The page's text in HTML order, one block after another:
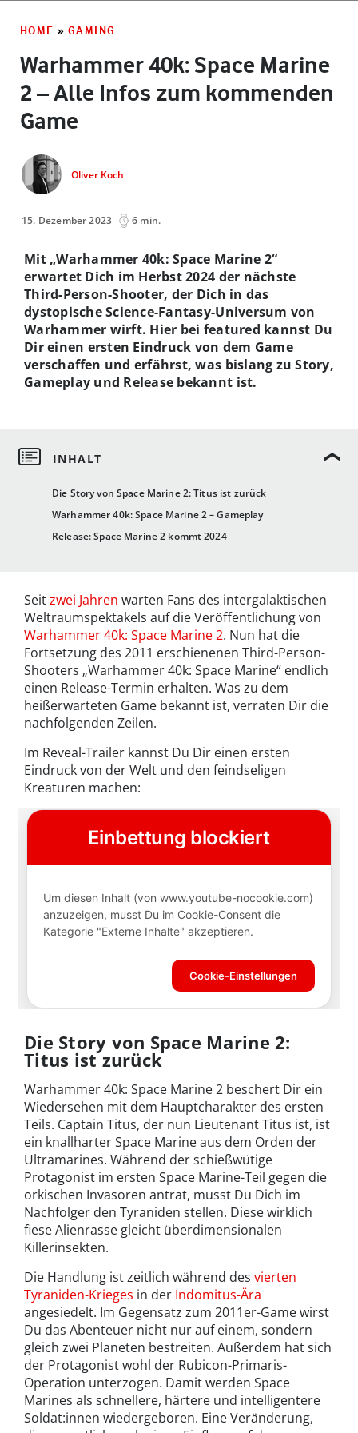
HOME » GAMING
Warhammer 40k: Space Marine
2 – Alle Infos zum kommenden
Game
Oliver Koch
15. Dezember 2023 6 min.
Die Story von Space Marine 2: Titus ist zurück
Warhammer 40k: Space Marine 2 – Gameplay
Release: Space Marine 2 kommt 2024
Mit „Warhammer 40k: Space Marine 2“
erwartet Dich im Herbst 2024 der nächste
Third-Person-Shooter, der Dich in das
dystopische Science-Fantasy-Universum von
Warhammer wirft. Hier bei featured kannst Du
Dir einen ersten Eindruck von dem Game
verschaffen und erfährst, was bislang zu Story,
Gameplay und Release bekannt ist.
Seitzwei Jahren warten Fans des intergalaktischen
Weltraumspektakels auf die Veröffentlichung von
Warhammer 40k: Space Marine 2. Nun hat die
Fortsetzung des 2011 erschienenen Third-Person-
Shooters „Warhammer 40k: Space Marine“ endlich
einen Release-Termin erhalten. Was zu dem
heißerwarteten Game bekannt ist, verraten Dir die
nachfolgenden Zeilen.
Im Reveal-Trailer kannst Du Dir einen ersten
Eindruck von der Welt und den feindseligen
Kreaturen machen:
Die Story von Space Marine 2:
Titus ist zurück
Warhammer 40k: Space Marine 2 beschert Dir ein
Wiedersehen mit dem Hauptcharakter des ersten
Teils. Captain Titus, der nun Lieutenant Titus ist, ist
ein knallharter Space Marine aus dem Orden der
Ultramarines. Während der schießwütige
Protagonist im ersten Space Marine-Teil gegen die
orkischen Invasoren antrat, musst Du Dich im
Nachfolger den Tyraniden stellen. Diese wirklich
fiese Alienrasse gleicht überdimensionalen
Killerinsekten.
Die Handlung ist zeitlich während des vierten
Tyraniden-Krieges in der Indomitus-Ära
angesiedelt. Im Gegensatz zum 2011er-Game wirst
Du das Abenteuer nicht nur auf einem, sondern
gleich zwei Planeten bestreiten. Außerdem hat sich
der Protagonist wohl der Rubicon-Primaris-
Operation unterzogen. Damit werden Space
Marines als schnellere, härtere und intelligentere
Soldat:innen wiedergeboren. Eine Veränderung,